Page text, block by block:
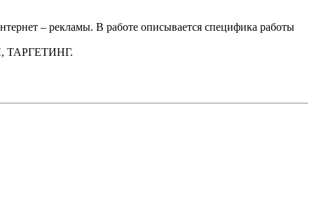
– рекламы. В работе описывается специфика работы